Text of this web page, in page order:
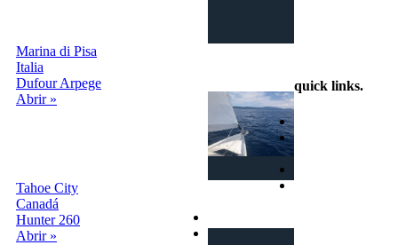
Marina di Pisa
Italia
Dufour Arpege
Abrir »
Tahoe City
Canadá
Hunter 260
Abrir »
quick links.